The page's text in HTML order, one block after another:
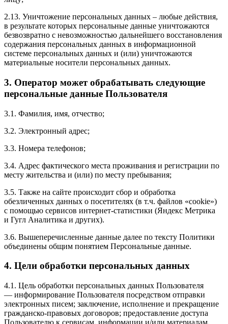
2.13. Уничтожение персональных данных – любые действия,
в результате которых персональные данные уничтожаются
безвозвратно с невозможностью дальнейшего восстановления
содержания персональных данных в информационной
системе персональных данных и (или) уничтожаются
материальные носители персональных данных.
3. Оператор может обрабатывать следующие
персональные данные Пользователя
3.1. Фамилия, имя, отчество;
3.2. Электронный адрес;
3.3. Номера телефонов;
3.4. Адрес фактического места проживания и регистрации по
месту жительства и (или) по месту пребывания;
3.5. Также на сайте происходит сбор и обработка
обезличенных данных о посетителях (в т.ч. файлов «cookie»)
с помощью сервисов интернет-статистики (Яндекс Метрика
и Гугл Аналитика и других).
3.6. Вышеперечисленные данные далее по тексту Политики
объединены общим понятием Персональные данные.
4. Цели обработки персональных данных
4.1. Цель обработки персональных данных Пользователя
— информирование Пользователя посредством отправки
электронных писем; заключение, исполнение и прекращение
гражданско-правовых договоров; предоставление доступа
Пользователю к сервисам, информации и/или материалам,